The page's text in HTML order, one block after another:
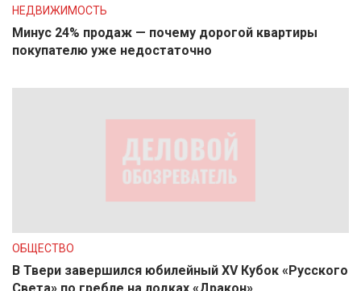
НЕДВИЖИМОСТЬ
Минус 24% продаж — почему дорогой квартиры
покупателю уже недостаточно
ОБЩЕСТВО
В Твери завершился юбилейный XV Кубок «Русского